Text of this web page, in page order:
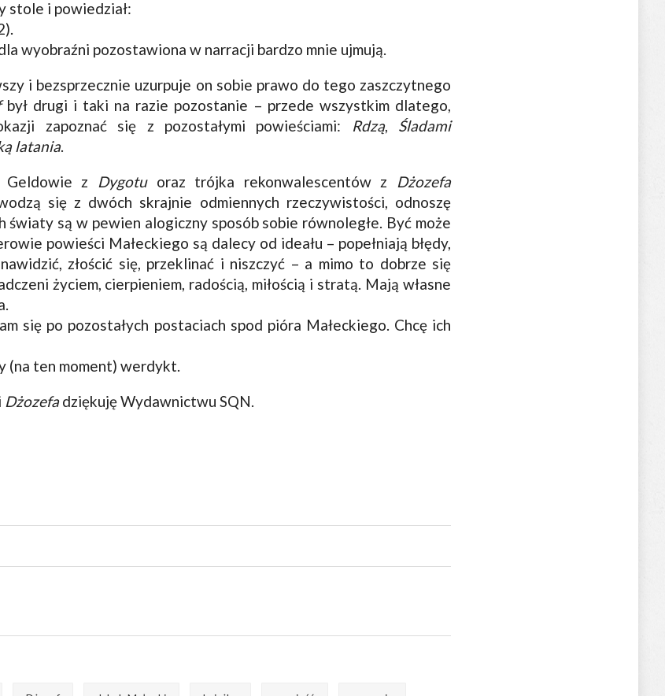
stole i powiedział:
wyobraźni pozostawiona w narracji bardzo mnie ujmują.
i bezsprzecznie uzurpuje on sobie prawo do tego zaszczytnego
był drugi i taki na razie pozostanie – przede wszystkim dlatego,
zapoznać się z pozostałymi powieściami: Rdzą, Śladami
latania.
Geldowie z Dygotuoraz trójka rekonwalescentów z Dżozefa
się z dwóch skrajnie odmiennych rzeczywistości, odnoszę
światy są w pewien alogiczny sposób sobie równoległe. Być może
powieści Małeckiego są dalecy od ideału – popełniają błędy,
złościć się, przeklinać i niszczyć – a mimo to dobrze się
życiem, cierpieniem, radością, miłością i stratą. Mają własne
się po pozostałych postaciach spod pióra Małeckiego. Chcę ich
(na ten moment) werdykt.
Dżozefadziękuję Wydawnictwu SQN.